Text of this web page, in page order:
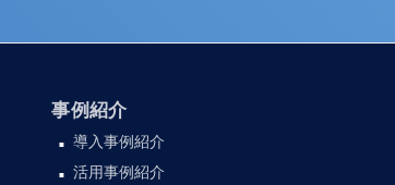
事例紹介
導入事例紹介
活用事例紹介